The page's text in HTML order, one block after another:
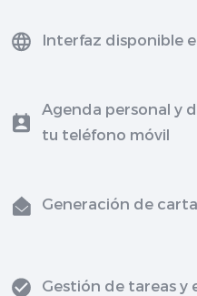
Interfaz disponible
Agenda personal y
tu teléfono móvil
Generación de
Gestión de tareas y